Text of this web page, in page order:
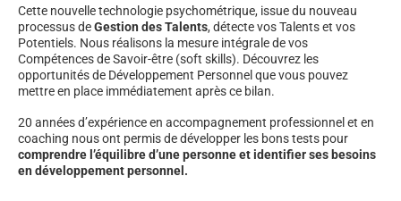
Cette nouvelle technologie psychométrique, issue du nouveau
processus deGestion des Talents, détecte vos Talents et vos
Potentiels. Nous réalisons la mesure intégrale de vos
Compétences de Savoir-être (soft skills). Découvrez les
opportunités de Développement Personnel que vous pouvez
mettre en place immédiatement après ce bilan.
20 années d’expérience en accompagnement professionnel et en
coaching nous ont permis de développer les bons tests pour
comprendre l’équilibre d’une personne et identifier ses besoins
en développement personnel.